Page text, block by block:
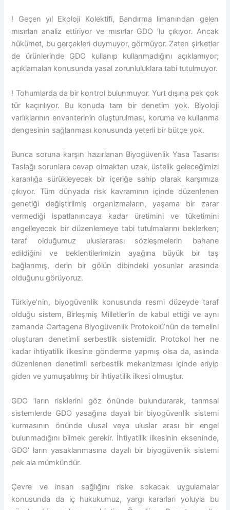
! Geçen yıl Ekoloji Kolektifi, Bandırma limanından gelen
mısırları analiz ettiriyor ve mısırlar GDO ’lu çıkıyor. Ancak
hükümet, bu gerçekleri duymuyor, görmüyor. Zaten şirketler
de ürünlerinde GDO kullanıp kullanmadığını açıklamıyor;
açıklamaları konusunda yasal zorunluluklara tabi tutulmuyor.
! Tohumlarda da bir kontrol bulunmuyor. Yurt dışına pek çok
tür kaçırılıyor. Bu konuda tam bir denetim yok. Biyoloji
varlıklarının envanterinin oluşturulması, koruma ve kullanma
dengesinin sağlanması konusunda yeterli bir bütçe yok.
Bunca soruna karşın hazırlanan Biyogüvenlik Yasa Tasarısı
Taslağı sorunlara cevap olmaktan uzak, üstelik geleceğimizi
karanlığa sürükleyecek bir içeriğe sahip olarak karşımıza
çıkıyor. Tüm dünyada risk kavramının içinde düzenlenen
genetiği değiştirilmiş organizmaların, yaşama bir zarar
vermediği ispatlanıncaya kadar üretimini ve tüketimini
engelleyecek bir düzenlemeye tabi tutulmalarını beklerken;
taraf olduğumuz uluslararası sözleşmelerin bahane
edildiğini ve beklentilerimizin ayağına büyük bir taş
bağlanmış, derin bir gölün dibindeki yosunlar arasında
olduğunu görüyoruz.
Türkiye’nin, biyogüvenlik konusunda resmi düzeyde taraf
olduğu sistem, Birleşmiş Milletler’in de kabul ettiği ve aynı
zamanda Cartagena Biyogüvenlik Protokolü’nün de temelini
oluşturan denetimli serbestlik sistemidir. Protokol her ne
kadar ihtiyatilik ilkesine gönderme yapmış olsa da, aslında
düzenlenen denetimli serbestlik mekanizması içinde eriyip
giden ve yumuşatılmış bir ihtiyatilik ilkesi olmuştur.
GDO ’ların risklerini göz önünde bulundurarak, tarımsal
sistemlerde GDO yasağına dayalı bir biyogüvenlik sistemi
kurmasının önünde ulusal veya uluslar arası bir engel
bulunmadığını bilmek gerekir. İhtiyatilik ilkesinin ekseninde,
GDO’ ların yasaklanmasına dayalı bir biyogüvenlik sistemi
pek ala mümkündür.
Çevre ve insan sağlığını riske sokacak uygulamalar
konusunda da iç hukukumuz, yargı kararları yoluyla bu